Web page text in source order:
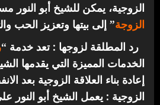
الزوجية، يمكن للشيخ أبو النور
الزوجة” إلى بيتها وتعزيز الحب
رد المطلقة لزوجها : تعد خدمة “
الخدمات المميزة التي يقدمها
إعادة بناء العلاقة الزوجية بعد
الزوجية : يعمل الشيخ أبو النور